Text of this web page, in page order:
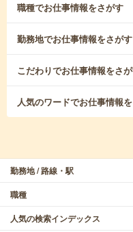
職種でお仕事情報をさがす
勤務地でお仕事情報をさがす
こだわりでお仕事情報をさ
人気のワードでお仕事情報
勤務地 / 路線・駅
職種
人気の検索インデックス